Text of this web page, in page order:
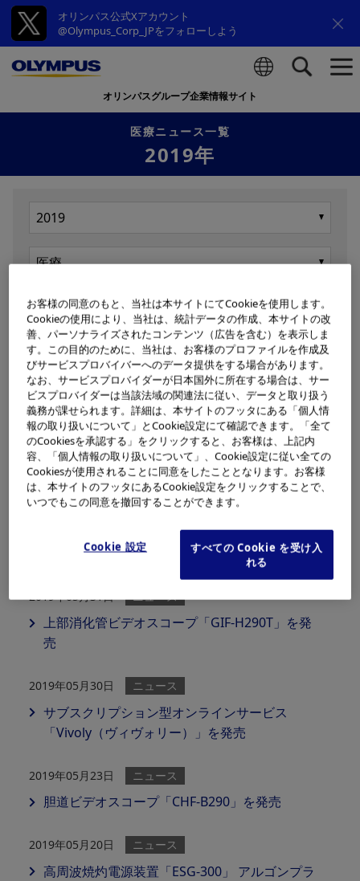
オリンパス公式Xアカウント
@Olympus_Corp_JPをフォローしよう
オリンパスグループ企業情報サイト
医療ニュース一覧
2019年
表示
2019年10月07日 ニュース
操作性、挿入性と超音波画質を向上させた「超
音波消化管ビデオスコープ GF-UE290」発売
2019年09月26日 ニュース
膵胆管疾患の内視鏡的治療をより効率的に ガイ
ドワイヤロック機能付きディスポーザブル鉗子
栓 「CleverLock」を発売
2019年05月31日 ニュース
上部消化管ビデオスコープ「GIF-H290T」を発
売
2019年05月30日 ニュース
サブスクリプション型オンラインサービス
「Vivoly（ヴィヴォリー）」を発売
2019年05月23日 ニュース
胆道ビデオスコープ「CHF-B290」を発売
2019年05月20日 ニュース
高周波焼灼電源装置「ESG-300」 アルゴンプラ
お客様の同意のもと、当社は本サイトにてCookieを使用します。
Cookieの使用により、当社は、統計データの作成、本サイトの改
善、パーソナライズされたコンテンツ（広告を含む）を表示しま
す。この目的のために、当社は、お客様のプロファイルを作成及
びサービスプロバイバーへのデータ提供をする場合があります。
なお、サービスプロバイダーが日本国外に所在する場合は、サー
ビスプロバイダーは当該法域の関連法に従い、データと取り扱う
義務が課せられます。詳細は、本サイトのフッタにある「個人情
報の取り扱いについて」とCookie設定にて確認できます。「全て
のCookiesを承認する」をクリックすると、お客様は、上記内
容、「個人情報の取り扱いについて」、Cookie設定に従い全ての
Cookiesが使用されることに同意をしたこととなります。お客様
は、本サイトのフッタにあるCookie設定をクリックすることで、
いつでもこの同意を撤回することができます。
Cookie 設定
すべての Cookie を受け入
れる